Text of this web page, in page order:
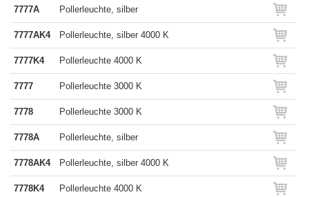
7777A Pollerleuchte, silber
7777AK4 Pollerleuchte, silber 4000 K
7777K4 Pollerleuchte 4000 K
7777 Pollerleuchte 3000 K
7778 Pollerleuchte 3000 K
7778A Pollerleuchte, silber
7778AK4 Pollerleuchte, silber 4000 K
7778K4 Pollerleuchte 4000 K